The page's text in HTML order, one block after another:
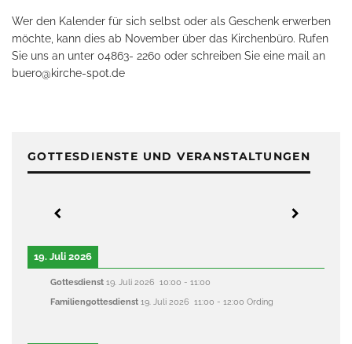
Wer den Kalender für sich selbst oder als Geschenk erwerben
möchte, kann dies ab November über das Kirchenbüro. Rufen
Sie uns an unter 04863- 2260 oder schreiben Sie eine mail an
buero@kirche-spot.de
GOTTESDIENSTE UND VERANSTALTUNGEN
19. Juli 2026
Gottesdienst 19. Juli 2026 10:00 - 11:00
Familiengottesdienst 19. Juli 2026 11:00 - 12:00 Ording